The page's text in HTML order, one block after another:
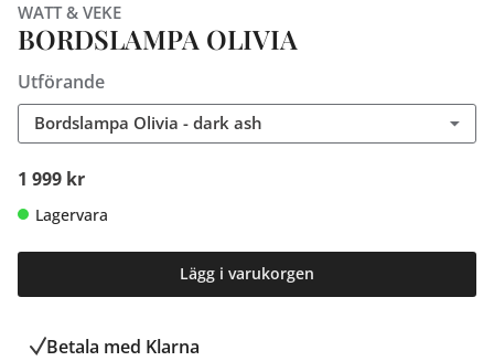
WATT & VEKE
BORDSLAMPA OLIVIA
Utförande
Bordslampa Olivia - dark ash
1 999 kr
Lagervara
Lägg i varukorgen
Betala med Klarna